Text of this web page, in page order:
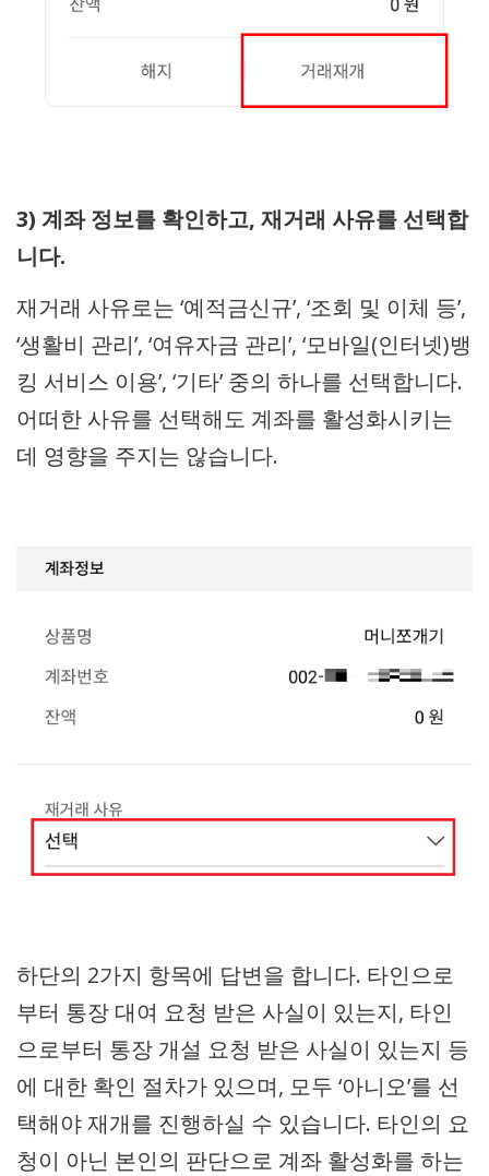
3) 계좌 정보를 확인하고, 재거래 사유를 선택합
니다.
재거래 사유로는 ‘예적금신규’, ‘조회 및 이체 등’,
‘생활비 관리’, ‘여유자금 관리’, ‘모바일(인터넷)뱅
킹 서비스 이용’, ‘기타’ 중의 하나를 선택합니다.
어떠한 사유를 선택해도 계좌를 활성화시키는
데 영향을 주지는 않습니다.
하단의 2가지 항목에 답변을 합니다. 타인으로
부터 통장 대여 요청 받은 사실이 있는지, 타인
으로부터 통장 개설 요청 받은 사실이 있는지 등
에 대한 확인 절차가 있으며, 모두 ‘아니오’를 선
택해야 재개를 진행하실 수 있습니다. 타인의 요
청이 아닌 본인의 판단으로 계좌 활성화를 하는